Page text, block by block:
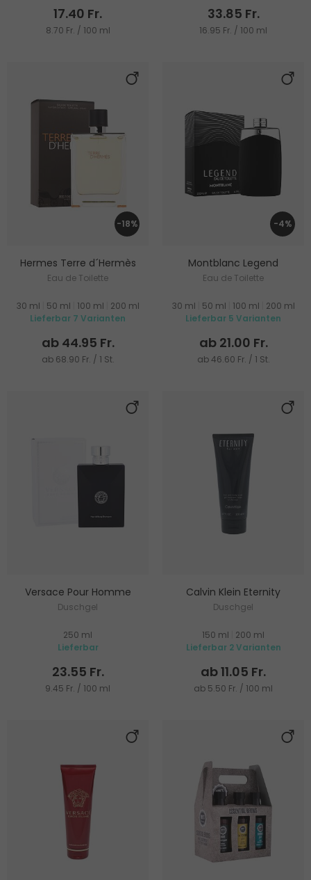
17.40 Fr.
8.70 Fr. / 100 ml
33.85 Fr.
16.95 Fr. / 100 ml
-18%
Hermes Terre d´Hermès
Eau de Toilette
30 ml 50 ml 100 ml
200 ml
Lieferbar 7 Varianten
ab 44.95 Fr.
ab 68.90 Fr. / 1 St.
-4%
Montblanc Legend
Eau de Toilette
30 ml 50 ml 100 ml
200 ml
Lieferbar 5 Varianten
ab 21.00 Fr.
ab 46.60 Fr. / 1 St.
Versace Pour Homme
Duschgel
250 ml
Lieferbar
23.55 Fr.
9.45 Fr. / 100 ml
Calvin Klein Eternity
Duschgel
150 ml
200 ml
Lieferbar 2 Varianten
ab 11.05 Fr.
ab 5.50 Fr. / 100 ml